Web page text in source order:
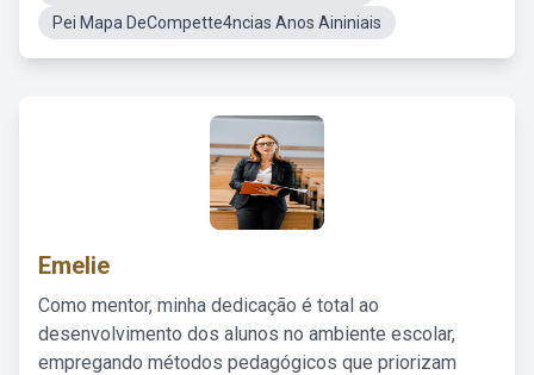
Pei Mapa DeCompette4ncias Anos Aininiais
Emelie
Como mentor, minha dedicação é total ao
desenvolvimento dos alunos no ambiente escolar,
empregando métodos pedagógicos que priorizam